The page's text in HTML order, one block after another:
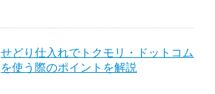
せどり仕入れでトクモリ・ドットコム
を使う際のポイントを解説